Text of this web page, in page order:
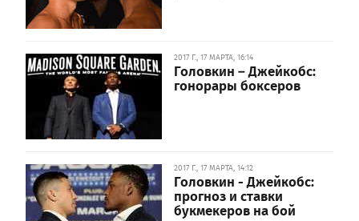
2017 Г., 17 МАРТА, 16:14
Головкин – Джейкобс:
гонорары боксеров
2017 Г., 17 МАРТА, 14:12
Головкин - Джейкобс:
прогноз и ставки
букмекеров на бой